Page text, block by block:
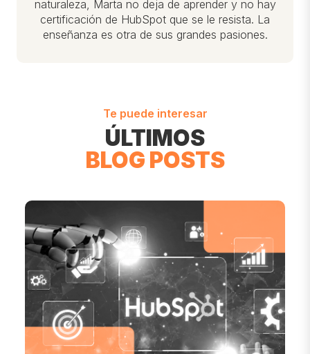
naturaleza, Marta no deja de aprender y no hay
certificación de HubSpot que se le resista. La
enseñanza es otra de sus grandes pasiones.
Te puede interesar
ÚLTIMOS
BLOG POSTS